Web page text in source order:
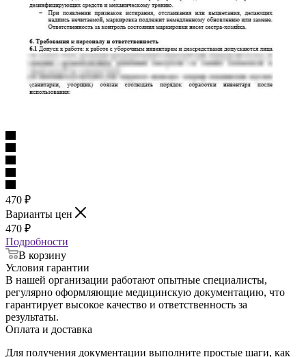
470 ₽
Варианты цен
470 ₽
Подробности
В корзину
Условия гарантии
В нашей организации работают опытные специалисты,
регулярно оформляющие медицинскую документацию, что
гарантирует высокое качество и ответственность за
результаты.
Оплата и доставка
Для получения документации выполните простые шаги, как